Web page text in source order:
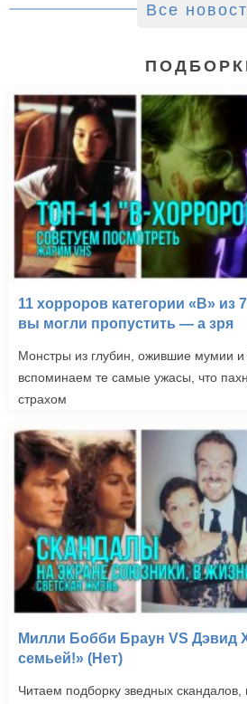
Все
11 хорроров категории «B» из
вы могли пропустить — а зря
Монстры из глубин, ожившие мумии
вспоминаем те самые ужасы, что
страхом
Милли Бобби Браун VS
семьей!» (Нет)
Читаем подборку зведных